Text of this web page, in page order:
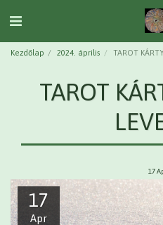
Kezdőlap 2024. április TAROT
TAROT
17
17
Apr